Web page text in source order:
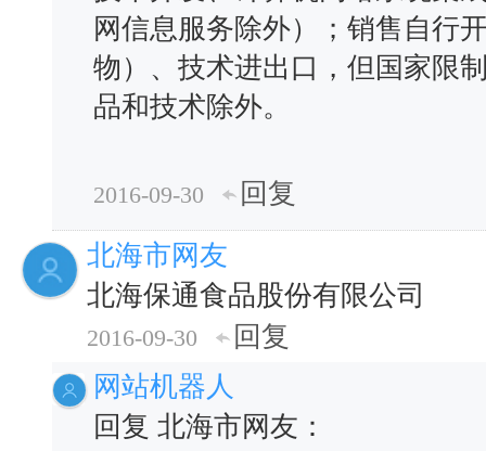
网信息服务除外）；销售自行
物）、技术进出口，但国家限
品和技术除外。
2016-09-30
回复
北海市网友
北海保通食品股份有限公司
2016-09-30
回复
网站机器人
回复 北海市网友：